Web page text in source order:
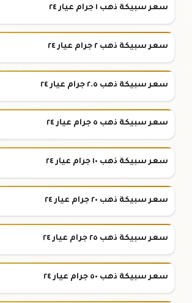
سعر سبيكة ذهب ١ جرام عيار ٢٤
سعر سبيكة ذهب ٢ جرام عيار ٢٤
سعر سبيكة ذهب ٢.٥ جرام عيار ٢٤
سعر سبيكة ذهب ٥ جرام عيار ٢٤
سعر سبيكة ذهب ١٠ جرام عيار ٢٤
سعر سبيكة ذهب ٢٠ جرام عيار ٢٤
سعر سبيكة ذهب ٢٥ جرام عيار ٢٤
سعر سبيكة ذهب ٥٠ جرام عيار ٢٤